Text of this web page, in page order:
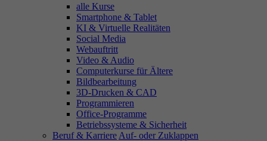
alle Kurse
Smartphone & Tablet
KI & Virtuelle Realitäten
Social Media
Webauftritt
Video & Audio
Computerkurse für Ältere
Bildbearbeitung
3D-Drucken & CAD
Programmieren
Office-Programme
Betriebssysteme & Sicherheit
Beruf & Karriere Auf- oder Zuklappen